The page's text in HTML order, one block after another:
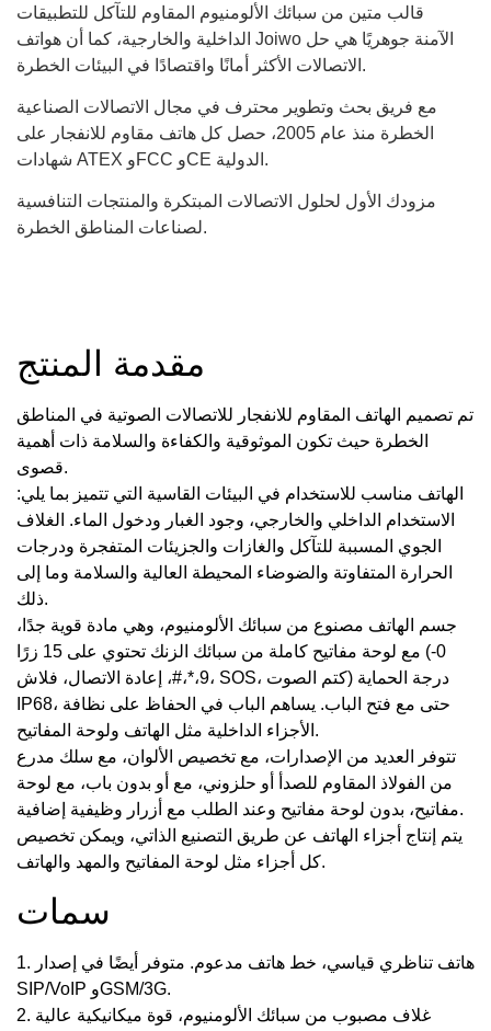
قالب متين من سبائك الألومنيوم المقاوم للتآكل للتطبيقات
الداخلية والخارجية، كما أن هواتف Joiwo الآمنة جوهريًا هي حل
الاتصالات الأكثر أمانًا واقتصادًا في البيئات الخطرة.
مع فريق بحث وتطوير محترف في مجال الاتصالات الصناعية
الخطرة منذ عام 2005، حصل كل هاتف مقاوم للانفجار على
شهادات ATEX وFCC وCE الدولية.
مزودك الأول لحلول الاتصالات المبتكرة والمنتجات التنافسية
لصناعات المناطق الخطرة.
مقدمة المنتج
تم تصميم الهاتف المقاوم للانفجار للاتصالات الصوتية في المناطق
الخطرة حيث تكون الموثوقية والكفاءة والسلامة ذات أهمية
قصوى.
الهاتف مناسب للاستخدام في البيئات القاسية التي تتميز بما يلي:
الاستخدام الداخلي والخارجي، وجود الغبار ودخول الماء. الغلاف
الجوي المسببة للتآكل والغازات والجزيئات المتفجرة ودرجات
الحرارة المتفاوتة والضوضاء المحيطة العالية والسلامة وما إلى
ذلك.
جسم الهاتف مصنوع من سبائك الألومنيوم، وهي مادة قوية جدًا،
مع لوحة مفاتيح كاملة من سبائك الزنك تحتوي على 15 زرًا (0-
9،*،#، إعادة الاتصال، فلاش، SOS، كتم الصوت) درجة الحماية
IP68، حتى مع فتح الباب. يساهم الباب في الحفاظ على نظافة
الأجزاء الداخلية مثل الهاتف ولوحة المفاتيح.
تتوفر العديد من الإصدارات، مع تخصيص الألوان، مع سلك مدرع
من الفولاذ المقاوم للصدأ أو حلزوني، مع أو بدون باب، مع لوحة
مفاتيح، بدون لوحة مفاتيح وعند الطلب مع أزرار وظيفية إضافية.
يتم إنتاج أجزاء الهاتف عن طريق التصنيع الذاتي، ويمكن تخصيص
كل أجزاء مثل لوحة المفاتيح والمهد والهاتف.
سمات
1. هاتف تناظري قياسي، خط هاتف مدعوم. متوفر أيضًا في إصدار
SIP/VoIP وGSM/3G.
2. غلاف مصبوب من سبائك الألومنيوم، قوة ميكانيكية عالية